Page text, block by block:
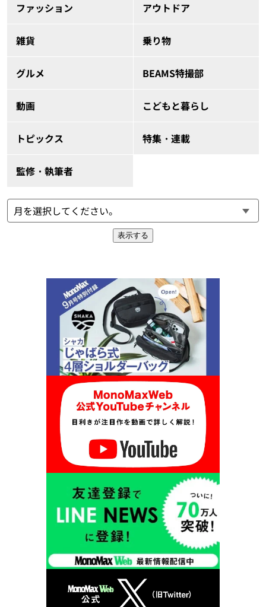
ファッション アウトドア
雑貨 乗り物
グルメ BEAMS特撮部
動画 こどもと暮らし
トピックス 特集・連載
監修・執筆者
表示する